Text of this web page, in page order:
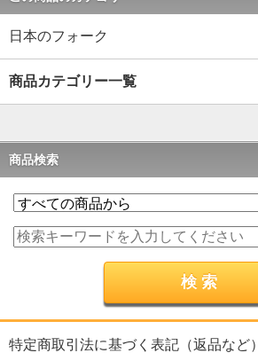
日本のフォーク
商品カテゴリー一覧
商品検索
特定商取引法に基づく表記（返品など）